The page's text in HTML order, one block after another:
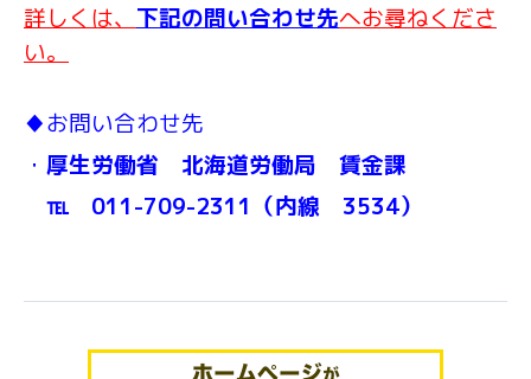
詳しくは、 下記の問い合わせ先へお尋ねくださ
い。
♦お問い合わせ先
・ 厚生労働省 北海道労働局 賃金課
℡ 011-709-2311（内線 3534）